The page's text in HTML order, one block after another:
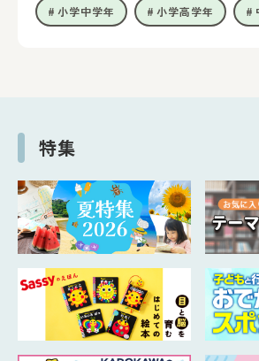
小学中学年 小学高学年
特集